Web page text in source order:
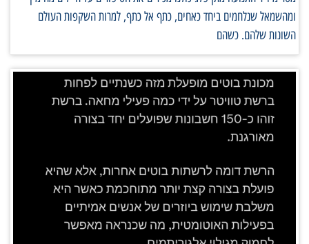
ומהשמאל שנלחמים ביחד כאחים, כתף אל כתף, למרות השקפות העולם
השונות שלהם. כשהם